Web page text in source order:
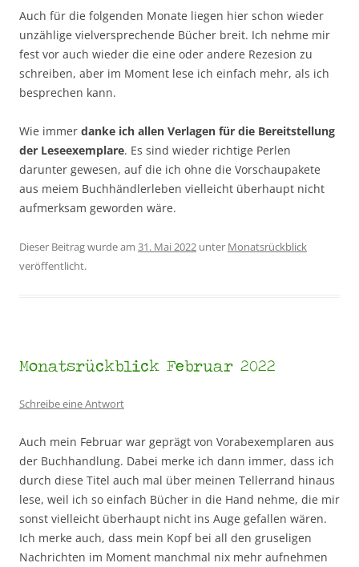
Auch für die folgenden Monate liegen hier schon wieder
unzählige vielversprechende Bücher breit. Ich nehme mir
fest vor auch wieder die eine oder andere Rezesion zu
schreiben, aber im Moment lese ich einfach mehr, als ich
besprechen kann.
Wie immer danke ich allen Verlagen für die Bereitstellung
der Leseexemplare. Es sind wieder richtige Perlen
darunter gewesen, auf die ich ohne die Vorschaupakete
aus meiem Buchhändlerleben vielleicht überhaupt nicht
aufmerksam geworden wäre.
Dieser Beitrag wurde am 31. Mai 2022 unter Monatsrückblick
veröffentlicht.
Monatsrückblick Februar 2022
Schreibe eine Antwort
Auch mein Februar war geprägt von Vorabexemplaren aus
der Buchhandlung. Dabei merke ich dann immer, dass ich
durch diese Titel auch mal über meinen Tellerrand hinaus
lese, weil ich so einfach Bücher in die Hand nehme, die mir
sonst vielleicht überhaupt nicht ins Auge gefallen wären.
Ich merke auch, dass mein Kopf bei all den gruseligen
Nachrichten im Moment manchmal nix mehr aufnehmen